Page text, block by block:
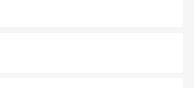
は地元の風情を楽しめる外せないスポット